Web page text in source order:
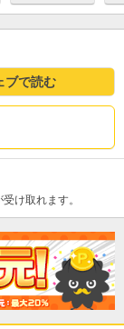
ブで読む
け取れます。